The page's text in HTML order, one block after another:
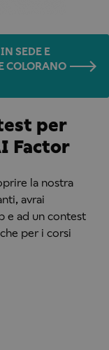
SEDE E
COLORANO
per
Factor
la nostra
avrai
e ad un contest
per i corsi